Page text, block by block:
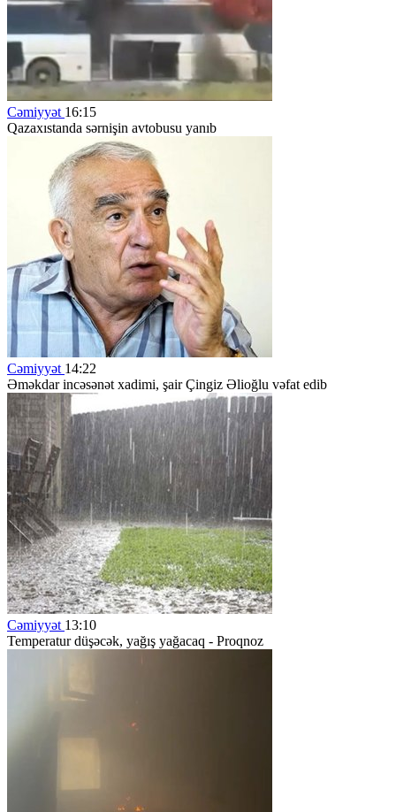
Cəmiyyət 16:15
Qazaxıstanda sərnişin avtobusu yanıb
Cəmiyyət 14:22
Əməkdar incəsənət xadimi, şair Çingiz Əlioğlu vəfat edib
Cəmiyyət 13:10
Temperatur düşəcək, yağış yağacaq - Proqnoz